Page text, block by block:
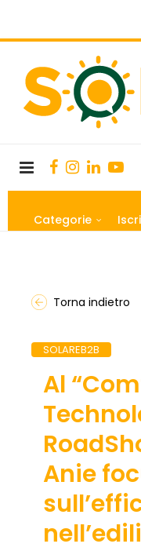
Categorie
Torna indietro
SOLAREB2B
Al
Anie